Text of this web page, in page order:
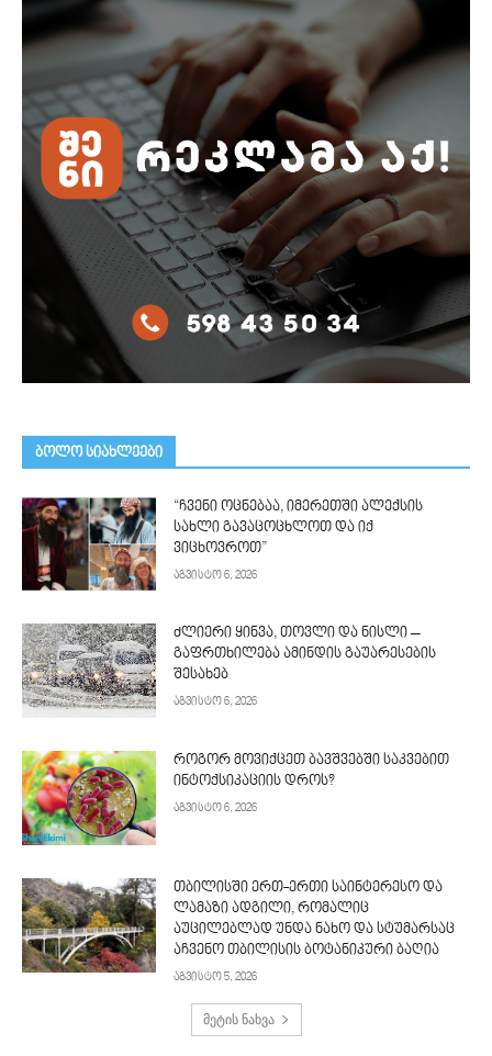
ᲑᲝᲚᲝ ᲡᲘᲐᲮᲚᲔᲔᲑᲘ
“ჩვენი ოცნებაა, იმერეთში ალექსის
სახლი გავაცოცხლოთ და იქ
ვიცხოვროთ”
აგვისტო 6, 2026
ძლიერი ყინვა, თოვლი და ნისლი –
გაფრთხილება ამინდის გაუარესების
შესახებ
აგვისტო 6, 2026
როგორ მოვიქცეთ ბავშვებში საკვებით
ინტოქსიკაციის დროს?
აგვისტო 6, 2026
თბილისში ერთ-ერთი საინტერესო და
ლამაზი ადგილი, რომალიც
აუცილებლად უნდა ნახო და სტუმარსაც
აჩვენო თბილისის ბოტანიკური ბაღია
აგვისტო 5, 2026
მეტის ნახვა